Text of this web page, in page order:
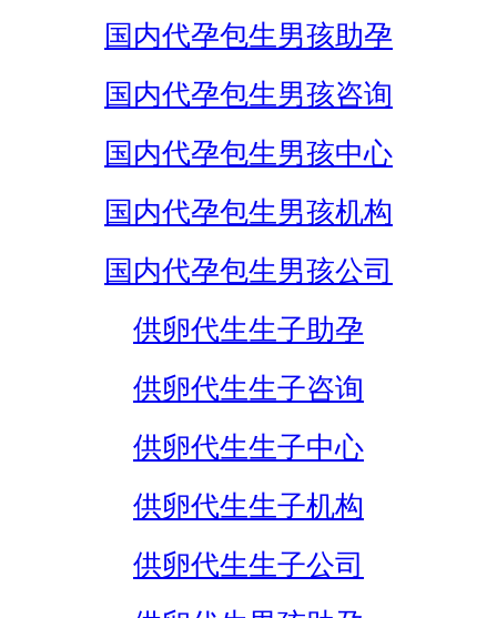
国内代孕包生男孩助孕
国内代孕包生男孩咨询
国内代孕包生男孩中心
国内代孕包生男孩机构
国内代孕包生男孩公司
供卵代生生子助孕
供卵代生生子咨询
供卵代生生子中心
供卵代生生子机构
供卵代生生子公司